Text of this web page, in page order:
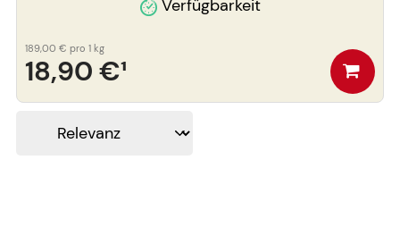
Verfügbarkeit
18,90 €¹
189,00 € pro 1 kg